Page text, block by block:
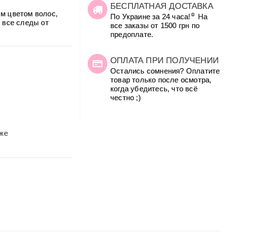
цветом волос,
все следы от
БЕСПЛАТНАЯ ДОСТАВКА
По Украине за 24 часа! ☺
На
все заказы от 1500 грн по
предоплате.
ОПЛАТА ПРИ ПОЛУЧЕНИИ
Остались сомнения? Оплатите
товар только после осмотра,
когда убедитесь, что всё
честно ;)